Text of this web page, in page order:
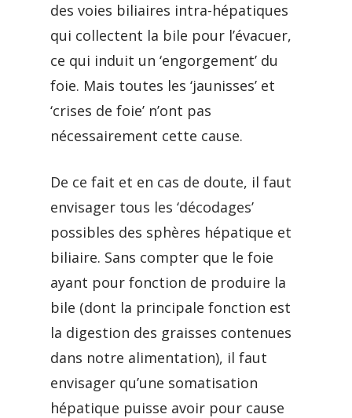
des voies biliaires intra-hépatiques
qui collectent la bile pour l’évacuer,
ce qui induit un ‘engorgement’ du
foie. Mais toutes les ‘jaunisses’ et
‘crises de foie’ n’ont pas
nécessairement cette cause.
De ce fait et en cas de doute, il faut
envisager tous les ‘décodages’
possibles des sphères hépatique et
biliaire. Sans compter que le foie
ayant pour fonction de produire la
bile (dont la principale fonction est
la digestion des graisses contenues
dans notre alimentation), il faut
envisager qu’une somatisation
hépatique puisse avoir pour cause